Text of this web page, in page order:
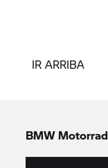
IR ARRIBA
BMW Motorrad